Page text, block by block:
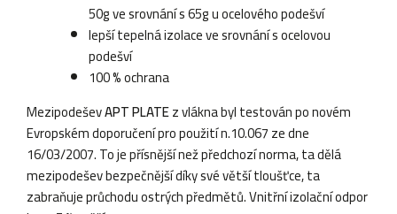
50g ve srovnání s 65g u ocelového podešví
lepší tepelná izolace ve srovnání s ocelovou
podešví
100 % ochrana
MezipodeševAPT PLATEz vlákna byl testován po novém
Evropském doporučení pro použití n.10.067 ze dne
16/03/2007. To je přísnější než předchozí norma, ta dělá
mezipodešev bezpečnější díky své větší tloušťce, ta
zabraňuje průchodu ostrých předmětů. Vnitřní izolační odpor